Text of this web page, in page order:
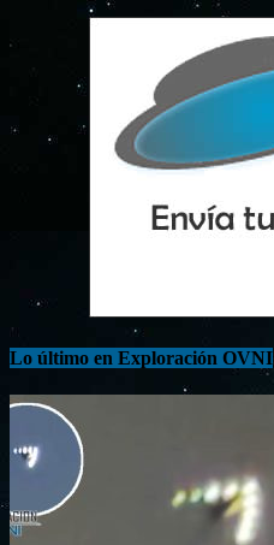
Lo último en Exploración OVNI